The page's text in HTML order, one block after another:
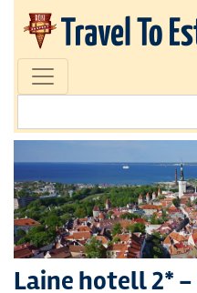
Laine hotell2* -